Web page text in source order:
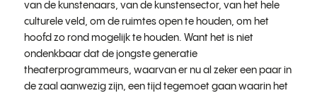
van de kunstenaars, van de kunstensector, van het hele
culturele veld, om de ruimtes open te houden, om het
hoofd zo rond mogelijk te houden. Want het is niet
ondenkbaar dat de jongste generatie
theaterprogrammeurs, waarvan er nu al zeker een paar in
de zaal aanwezig zijn, een tijd tegemoet gaan waarin het